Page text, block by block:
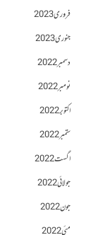
فروری 2023
جنوری 2023
دسمبر 2022
نومبر 2022
اکتوبر 2022
ستمبر 2022
اگست 2022
جولائی 2022
جون 2022